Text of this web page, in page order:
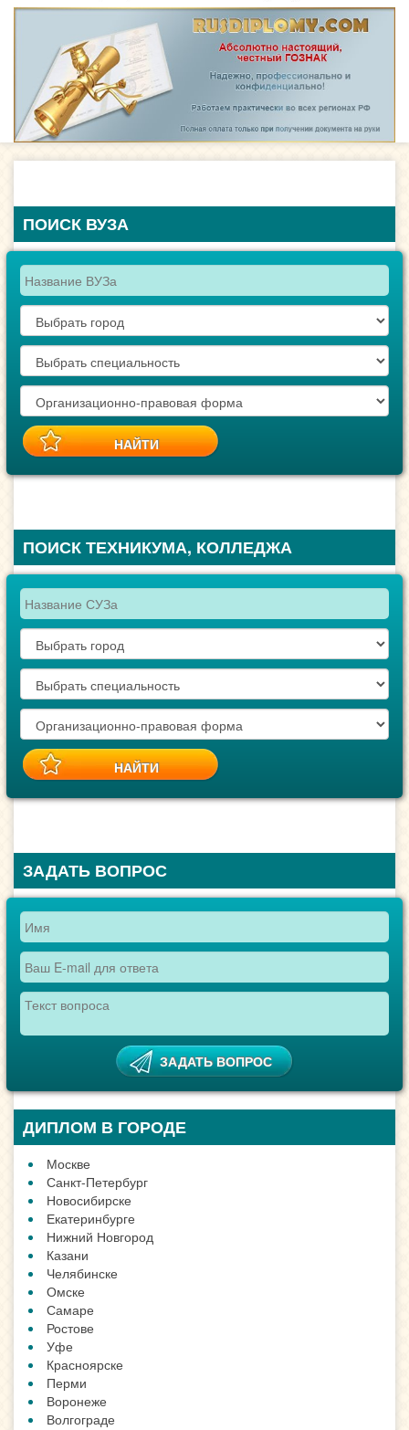
ПОИСК ВУЗА
ПОИСК ТЕХНИКУМА, КОЛЛЕДЖА
ЗАДАТЬ ВОПРОС
ДИПЛОМ В ГОРОДЕ
Москве
Санкт-Петербург
Новосибирске
Екатеринбурге
Нижний Новгород
Казани
Челябинске
Омске
Самаре
Ростове
Уфе
Красноярске
Перми
Воронеже
Волгограде